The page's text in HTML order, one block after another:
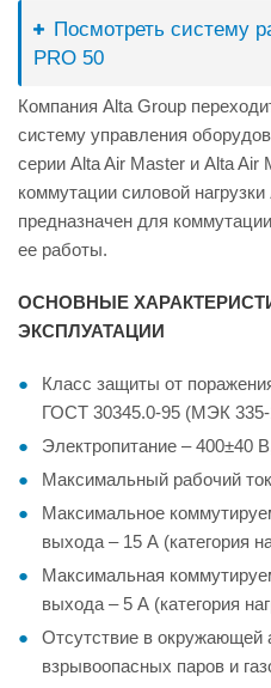
Посмотреть систему
PRO 50
Компания Alta Group
систему управления
серии Alta Air Master и Alta
коммутации силовой нагрузки
предназначен для
ее работы.
ОСНОВНЫЕ
ЭКСПЛУАТАЦИИ
Класс защиты от
ГОСТ 30345.0-95 (МЭК 335-
Электропитание – 400±40
Максимальный рабочий
Максимальное
выхода – 15 А (категория
Максимальная
выхода – 5 А (категория
Отсутствие в окружающей
взрывоопасных паров и